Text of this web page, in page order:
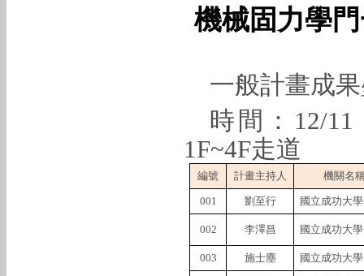
機械固力學
一般計畫成
時間： 12/11
1F~4F走道
編號 計畫主持人 機關名
001 劉至行 國立成功大學
002 李澤昌 國立成功大學
003 施士塵 國立成功大學